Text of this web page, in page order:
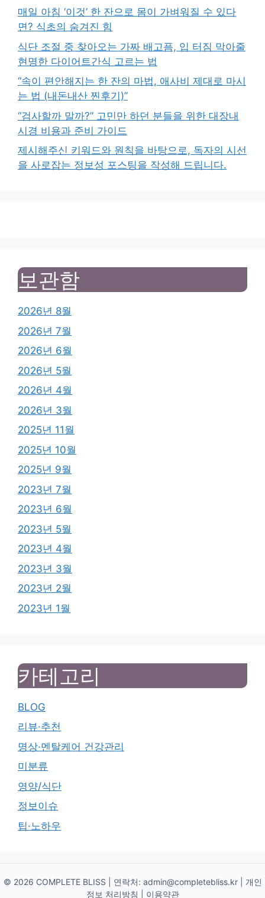
매일 아침 ‘이것’ 한 잔으로 몸이 가벼워질 수 있다
면? 식초의 숨겨진 힘
식단 조절 중 찾아오는 가짜 배고픔, 입 터짐 막아줄
현명한 다이어트간식 고르는 법
“속이 편안해지는 한 잔의 마법, 애사비 제대로 마시
는 법 (내돈내산 찐후기)”
“검사할까 말까?” 고민만 하던 분들을 위한 대장내
시경 비용과 준비 가이드
제시해주신 키워드와 원칙을 바탕으로, 독자의 시선
을 사로잡는 정보성 포스팅을 작성해 드립니다.
보관함
2026년 8월
2026년 7월
2026년 6월
2026년 5월
2026년 4월
2026년 3월
2025년 11월
2025년 10월
2025년 9월
2023년 7월
2023년 6월
2023년 5월
2023년 4월
2023년 3월
2023년 2월
2023년 1월
카테고리
BLOG
리뷰·추천
명상·멘탈케어 건강관리
미분류
영양/식단
정보이슈
팁·노하우
© 2026 COMPLETE BLISS | 연락처: admin@completebliss.kr| 개인
정보 처리방침
이용약관